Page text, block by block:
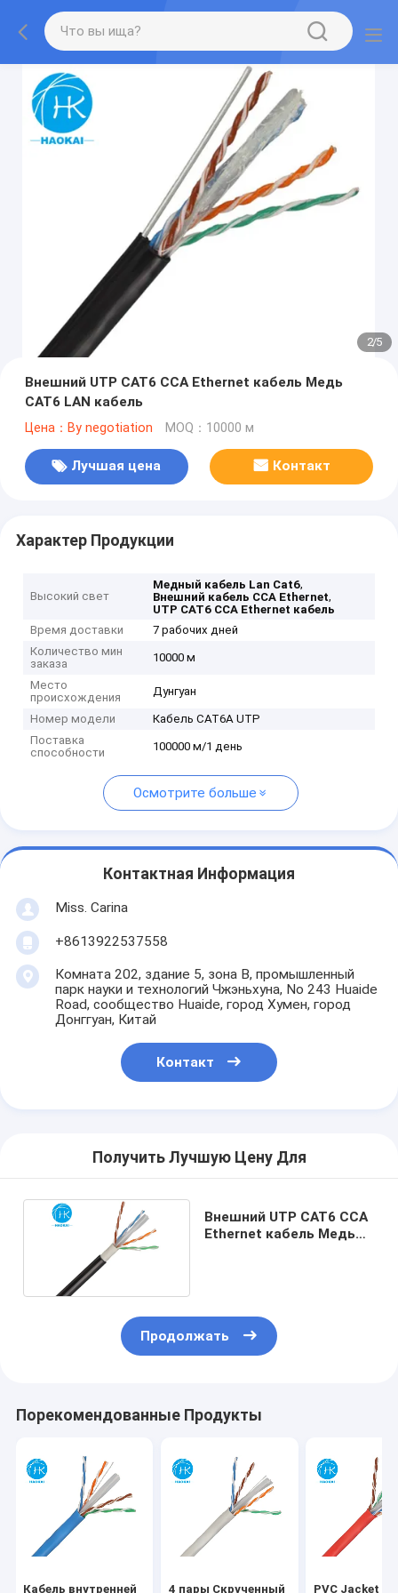
2/5
Внешний UTP CAT6 CCA Ethernet кабель Медь
CAT6 LAN кабель
Цена：By negotiation MOQ：10000 м
Лучшая цена Контакт
Характер Продукции
Высокий свет
Медный кабель Lan Cat6,
Внешний кабель CCA Ethernet,
UTP CAT6 CCA Ethernet кабель
Время доставки
7 рабочих дней
Количество мин
заказа
10000 м
Место
происхождения
Дунгуан
Номер модели
Кабель CAT6A UTP
Поставка
способности
100000 м/1 день
Осмотрите больше
Контактная Информация
Miss. Carina
+8613922537558
Комната 202, здание 5, зона B, промышленный
парк науки и технологий Чжэньхуна, No 243 Huaide
Road, сообщество Huaide, город Хумен, город
Донггуан, Китай
Контакт
Получить Лучшую Цену Для
Внешний UTP CAT6 CCA
Ethernet кабель Медь
Продолжать
Порекомендованные Продукты
Кабель внутренней 4 пары Скрученный PVC Jacket